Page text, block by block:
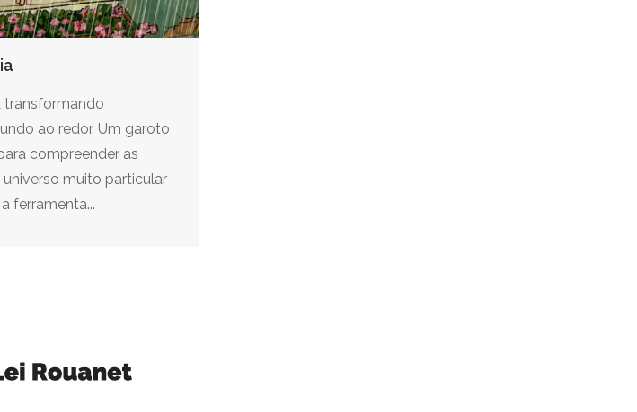
transformando
ao redor. Um garoto
compreender as
muito particular
ferramenta...